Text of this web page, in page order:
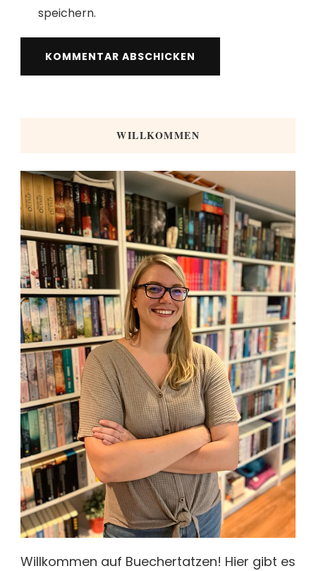
speichern.
WILLKOMMEN
Willkommen auf Buechertatzen! Hier gibt es